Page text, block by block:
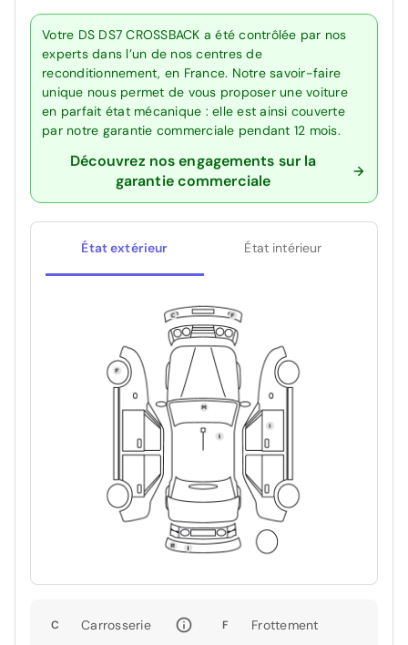
Votre DS DS7 CROSSBACK a été contrôlée par nos
experts dans l’un de nos centres de
reconditionnement, en France. Notre savoir-faire
unique nous permet de vous proposer une voiture
en parfait état mécanique : elle est ainsi couverte
par notre garantie commerciale pendant 12 mois.
Découvrez nos engagements sur la
garantie commerciale
État extérieur État intérieur
C Carrosserie F Frottement